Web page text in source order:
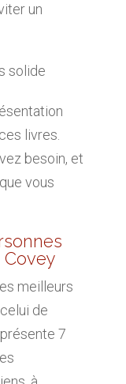
un
solide
livres.
besoin, et
vous
Covey
meilleurs
de
7